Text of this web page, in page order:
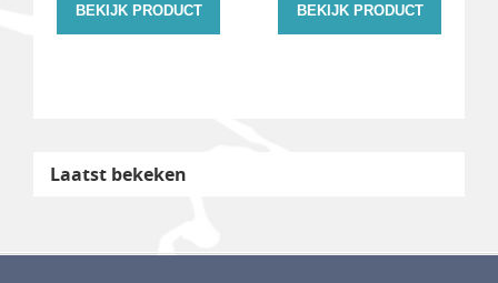
BEKIJK PRODUCT BEKIJK PRODUCT
Laatst bekeken